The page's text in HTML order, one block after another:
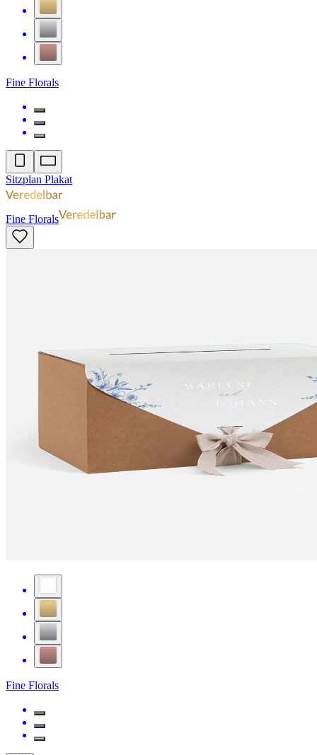
Fine Florals
Sitzplan Plakat
Fine Florals
Fine Florals